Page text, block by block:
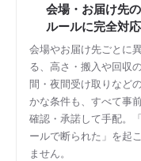
会場・お届け先の
ルールに完全対応
会場やお届け先ごとに
る、高さ・搬入や回収
間・夜間受け取りなど
かな条件も、すべて事
確認・承諾して手配。
ールで断られた」を起
ません。